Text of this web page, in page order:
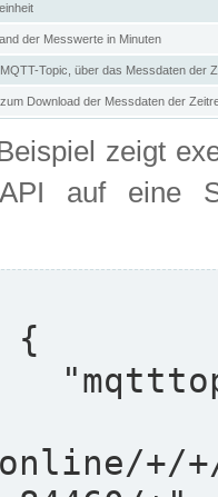
der Messwerte in Minuten
Topic, über das Messdaten der
zum Download der Messdaten der
zeigt
auf eine
+/